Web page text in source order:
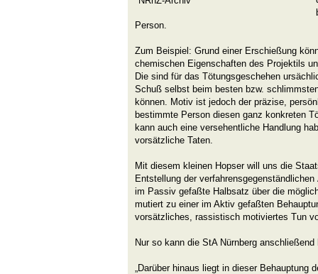
Person.
Zum Beispiel: Grund einer Erschießung
chemischen Eigenschaften des Projektils
Die sind für das Tötungsgeschehen
Schuß selbst beim besten bzw.
können. Motiv ist jedoch der präzise,
bestimmte Person diesen ganz konkreten
kann auch eine versehentliche Handlung
vorsätzliche Taten.
Mit diesem kleinen Hopser will uns die
Entstellung der
im Passiv gefaßte Halbsatz über die
mutiert zu einer im Aktiv gefaßten
vorsätzliches, rassistisch motiviertes Tun
Nur so kann die StA Nürnberg anschließend
„Darüber hinaus liegt in dieser Behauptung